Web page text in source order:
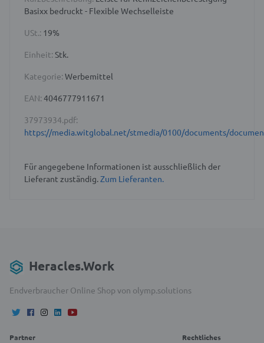
Basixx bedruckt - Flexible Wechselleiste
USt.: 19%
Einheit: Stk.
Kategorie: Werbemittel
EAN: 4046777911671
37973934.pdf:
https://media.witglobal.net/stmedia/0100/documents/
Für angegebene Informationen ist ausschließlich der
Lieferant zuständig.Zum Lieferanten.
Heracles.Work
Endverbraucher Online Shop von olymp.solutions
Partner Rechtliches